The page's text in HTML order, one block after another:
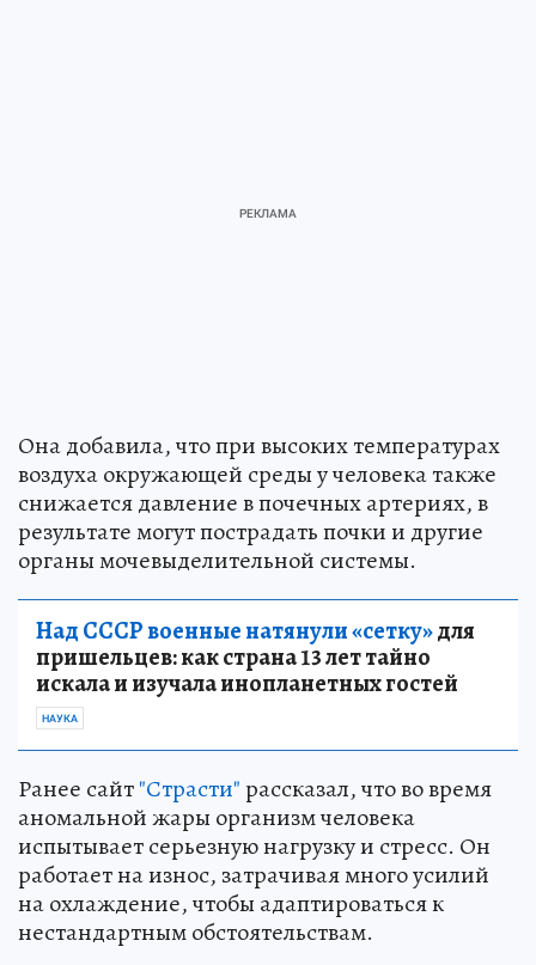
Она добавила, что при высоких температурах
воздуха окружающей среды у человека также
снижается давление в почечных артериях, в
результате могут пострадать почки и другие
органы мочевыделительной системы.
Над СССР военные натянули «сетку»для
пришельцев: как страна 13 лет тайно
искала и изучала инопланетных гостей
НАУКА
Ранее сайт"Страсти"рассказал, что во время
аномальной жары организм человека
испытывает серьезную нагрузку и стресс. Он
работает на износ, затрачивая много усилий
на охлаждение, чтобы адаптироваться к
нестандартным обстоятельствам.